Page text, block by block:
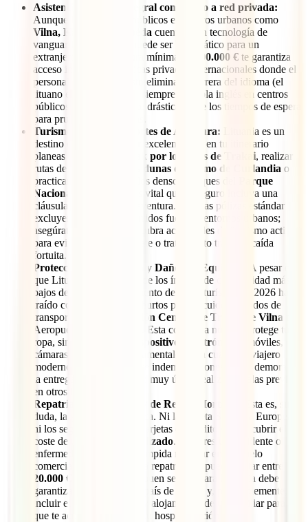
Asistencia Médica Integral con acceso a red privada:
Aunque los hospitales públicos en centros urbanos como
Vilna, Kaunas o Klaipėda cuentan con tecnología de
vanguardia, el sistema puede ser burocrático para un
extranjero. Una cobertura mínima de
100.000 € te garantiza
acceso inmediato a clínicas privadas internacionales donde el
personal es bilingüe. Esto elimina la barrera del idioma (el
lituano es complejo y no siempre se habla inglés en centros
públicos rurales) y reduce drásticamente los tiempos de espera
para pruebas diagnósticas.
Turismo Activo y Deportes de Aventura: Lituania es un
destino de naturaleza por excelencia. Si en tu itinerario
planeas navegar en
kayak por los lagos de Trakai, realizar
rutas de
ciclismo por las dunas del Istmo de Curlandia o
practicar senderismo en los densos bosques del
Parque
Nacional de Dzūkija
, es vital que tu seguro incluya una
cláusula de deportes de aventura. Muchas pólizas estándar
excluyen accidentes ocurridos fuera de entornos urbanos;
asegúrate de que la tuya cubra actividades de "turismo activo"
para evitar costes de rescate o tratamiento tras una caída
fortuita.
Protección contra Robo y Daños de Equipaje:
A pesar de
que Lituania ostenta uno de los índices de criminalidad más
bajos de la región, el aumento del flujo turístico en 2026 ha
traído consigo pequeños hurtos por descuido en nudos de
transporte como la
Estación Central de Trenes de Vilna
Aeropuerto Internacional. Esta cobertura no solo protege tu
ropa, sino también tus
dispositivos electrónicos
(móviles,
cámaras, portátiles), fundamentales para cualquier viajero
moderno. Además, incluye indemnizaciones por la demora en
la entrega de maletas, algo muy útil si realizas escalas previas
en otros hubs europeos.
Repatriación Sanitaria y de Restos Mortales:
Esta es, sin
duda, la garantía más crítica. Ni la Tarjeta Sanitaria Europea
ni los seguros básicos de tarjetas de crédito suelen cubrir el
coste de un
avión medicalizado. Si sufres un accidente o
enfermedad grave que te impida regresar en un vuelo
comercial convencional, la repatriación puede costar entre
20.000 € y 40.000 €
. Un buen seguro para Lituania debe
garantizar el traslado a tu país de origen y, preferiblemente,
incluir el desplazamiento y alojamiento de un familiar para
que te acompañe durante tu hospitalización.